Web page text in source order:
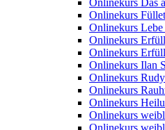
Onlinekurs Das
Onlinekurs
Onlinekurs
Onlinekurs
Onlinekurs
Onlinekurs Ilan
Onlinekurs
Onlinekurs
Onlinekurs
Onlinekurs
Onlinekurs